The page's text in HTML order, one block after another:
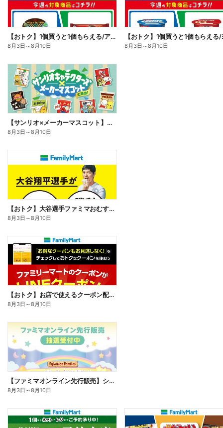
【おトク】1個買うと1個もらえる/アイス
8月3日 ～8月10日 8月3日 ～8月10日
【サンリオ×メーカーマスコット】オリジナルグッズ貰える!
8月3日 ～8月10日
【おトク】大谷選手ファミマおむすび割
8月3日 ～8月10日
【おトク】お店で使えるクーポン配信中
8月3日 ～8月10日
【ファミマオンライン先行販売】シルバニアファミリー
8月3日 ～8月10日